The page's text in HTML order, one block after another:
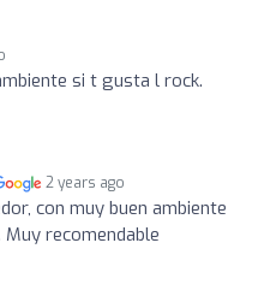
si t gusta l rock.
2 years ago
con muy buen ambiente
recomendable